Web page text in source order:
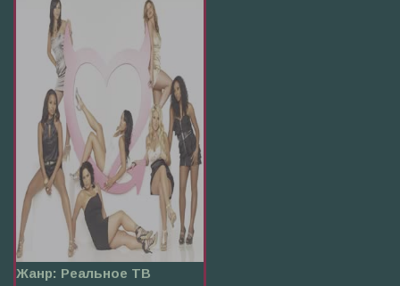
Жанр: Реальное ТВ